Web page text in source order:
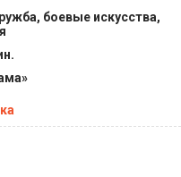
боевые искусства,